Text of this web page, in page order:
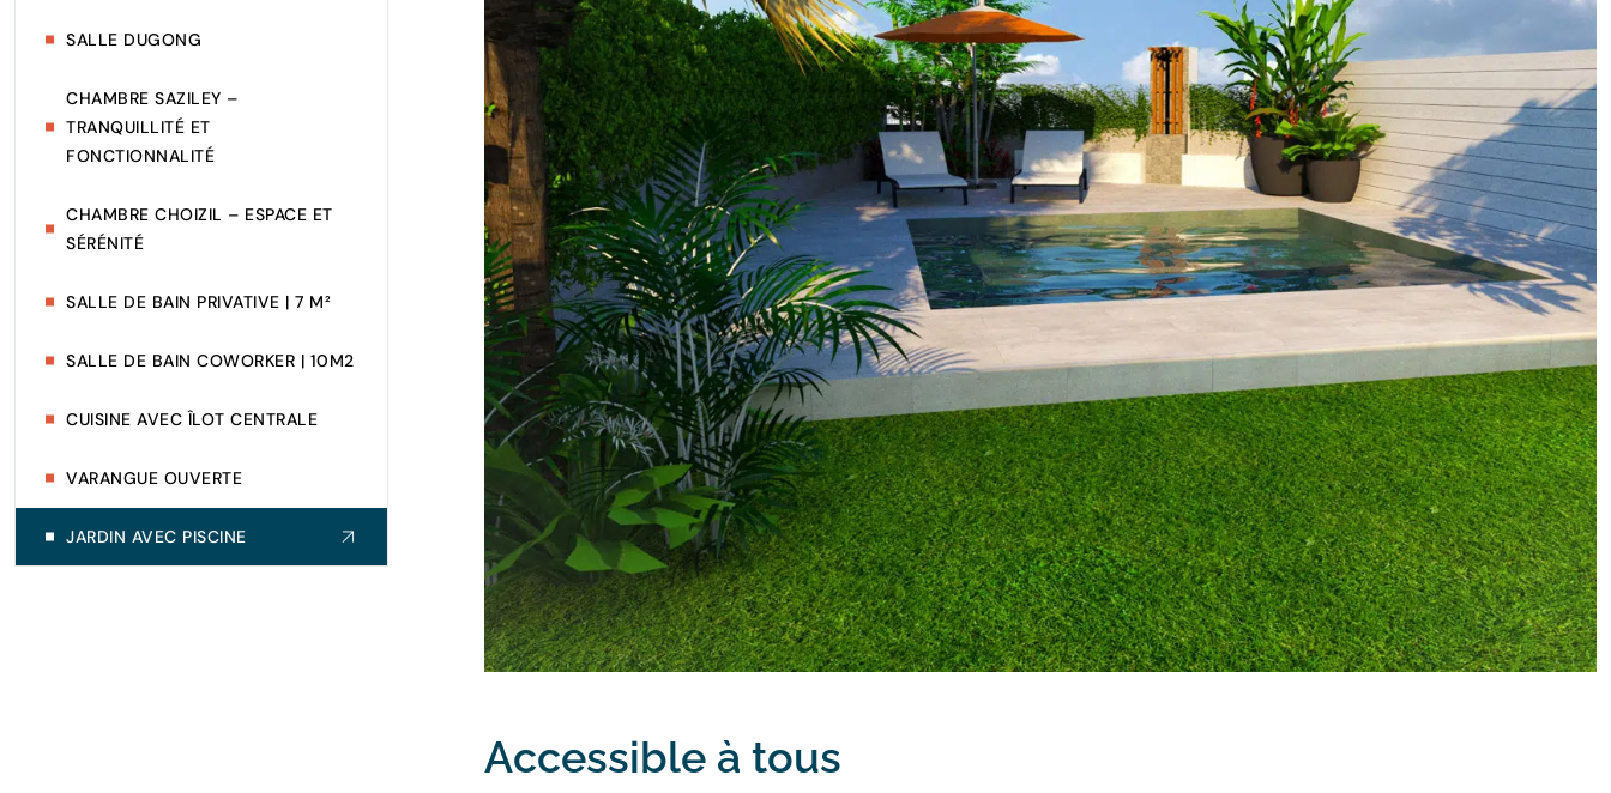
Accessible à tous
SALLE DUGONG
CHAMBRE SAZILEY –
TRANQUILLITÉ ET
FONCTIONNALITÉ
CHAMBRE CHOIZIL – ESPACE ET
SÉRÉNITÉ
SALLE DE BAIN PRIVATIVE | 7 M²
SALLE DE BAIN COWORKER | 10M2
CUISINE AVEC ÎLOT CENTRALE
VARANGUE OUVERTE
JARDIN AVEC PISCINE